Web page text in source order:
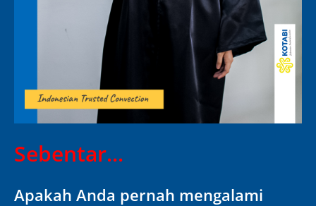
Sebentar...
Apakah Anda pernah mengalami